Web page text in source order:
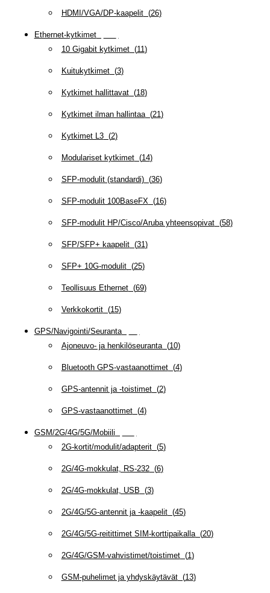
HDMI/VGA/DP-kaapelit(26)
Ethernet-kytkimet(
10 Gigabit kytkimet(11 )
Kuitukytkimet(3)
Kytkimet hallittavat(18)
Kytkimet ilman hallintaa(21 )
Kytkimet L3(2)
Modulariset kytkimet(14)
SFP-modulit (standardi)(36)
SFP-modulit 100BaseFX (16)
SFP-modulit HP/Cisco/Aruba yhteensopivat(58)
SFP/SFP+ kaapelit(31 )
SFP+ 10G-modulit(25)
Teollisuus Ethernet(69)
Verkkokortit(15)
GPS/Navigointi/Seuranta(
Ajoneuvo- ja henkilöseuranta(10)
Bluetooth GPS-vastaanottimet(4)
GPS-antennit ja -toistimet(2)
GPS-vastaanottimet(4)
GSM/2G/4G/5G/Mobiili
2G-kortit/modulit/adapterit(5)
2G/4G-mokkulat, RS-232(6)
2G/4G-mokkulat, USB (3)
2G/4G/5G-antennit ja -kaapelit(45)
2G/4G/5G-reitittimet SIM-korttipaikalla(20)
2G/4G/GSM-vahvistimet/toistimet(1 )
GSM-puhelimet ja yhdyskäytävät(13)